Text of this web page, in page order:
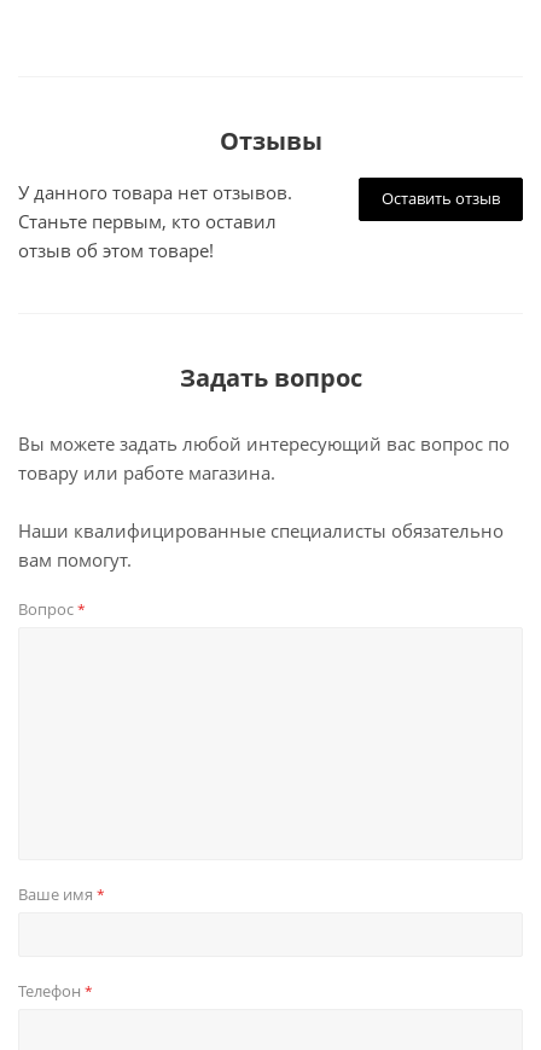
Отзывы
Оставить отзыв
У данного товара нет отзывов.
Станьте первым, кто оставил
отзыв об этом товаре!
Задать вопрос
Вы можете задать любой интересующий вас вопрос по
товару или работе магазина.
Наши квалифицированные специалисты обязательно
вам помогут.
Вопрос*
Ваше имя *
Телефон *